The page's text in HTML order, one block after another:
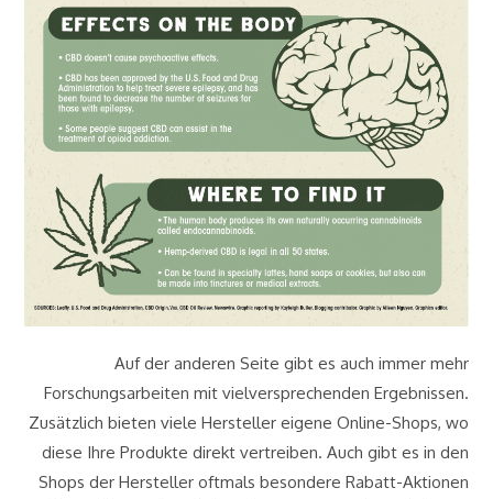
Auf der anderen Seite gibt es auch immer mehr
Forschungsarbeiten mit vielversprechenden Ergebnissen.
Zusätzlich bieten viele Hersteller eigene Online-Shops, wo
diese Ihre Produkte direkt vertreiben. Auch gibt es in den
Shops der Hersteller oftmals besondere Rabatt-Aktionen